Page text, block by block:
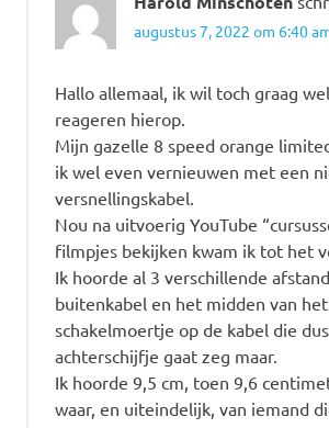
augustus 7, 2022 om 6:40
Hallo allemaal, ik wil toch graag
reageren hierop.
Mijn gazelle 8 speed orange
ik wel even vernieuwen met een
versnellingskabel.
Nou na uitvoerig YouTube
filmpjes bekijken kwam ik tot het
Ik hoorde al 3 verschillende
buitenkabel en het midden van
schakelmoertje op de kabel die
achterschijfje gaat zeg maar.
Ik hoorde 9,5 cm, toen 9,6
waar, en uiteindelijk, van iemand